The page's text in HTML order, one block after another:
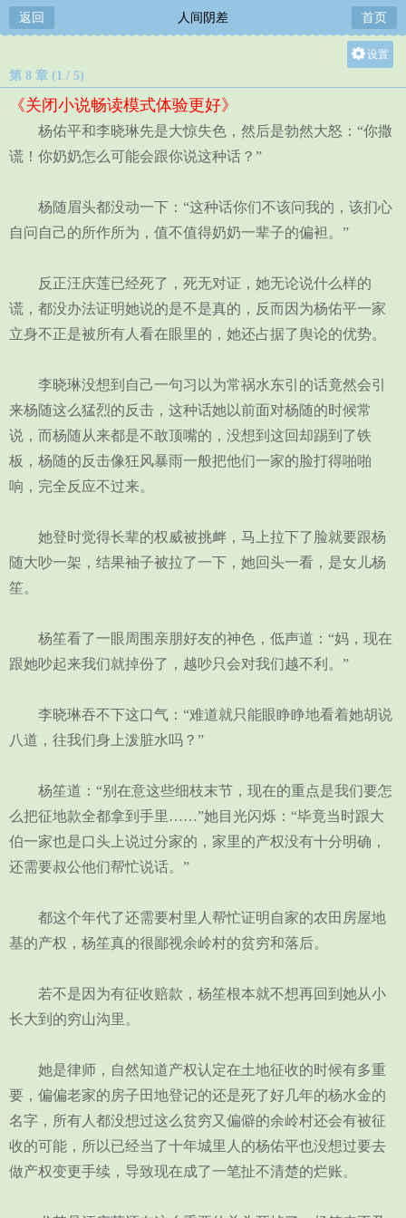
返回 人间阴差 首页
设置
中
第 8 章 (1 / 5)
《关闭小说畅读模式体验更好》
杨佑平和李晓琳先是大惊失色，然后是勃然大怒：“你撒
谎！你奶奶怎么可能会跟你说这种话？”
杨随眉头都没动一下：“这种话你们不该问我的，该扪心
自问自己的所作所为，值不值得奶奶一辈子的偏袒。”
反正汪庆莲已经死了，死无对证，她无论说什么样的
谎，都没办法证明她说的是不是真的，反而因为杨佑平一家
立身不正是被所有人看在眼里的，她还占据了舆论的优势。
李晓琳没想到自己一句习以为常祸水东引的话竟然会引
来杨随这么猛烈的反击，这种话她以前面对杨随的时候常
说，而杨随从来都是不敢顶嘴的，没想到这回却踢到了铁
板，杨随的反击像狂风暴雨一般把他们一家的脸打得啪啪
响，完全反应不过来。
她登时觉得长辈的权威被挑衅，马上拉下了脸就要跟杨
随大吵一架，结果袖子被拉了一下，她回头一看，是女儿杨
笙。
杨笙看了一眼周围亲朋好友的神色，低声道：“妈，现在
跟她吵起来我们就掉份了，越吵只会对我们越不利。”
李晓琳吞不下这口气：“难道就只能眼睁睁地看着她胡说
八道，往我们身上泼脏水吗？”
杨笙道：“别在意这些细枝末节，现在的重点是我们要怎
么把征地款全都拿到手里……”她目光闪烁：“毕竟当时跟大
伯一家也是口头上说过分家的，家里的产权没有十分明确，
还需要叔公他们帮忙说话。”
都这个年代了还需要村里人帮忙证明自家的农田房屋地
基的产权，杨笙真的很鄙视余岭村的贫穷和落后。
若不是因为有征收赔款，杨笙根本就不想再回到她从小
长大到的穷山沟里。
她是律师，自然知道产权认定在土地征收的时候有多重
要，偏偏老家的房子田地登记的还是死了好几年的杨水金的
名字，所有人都没想过这么贫穷又偏僻的余岭村还会有被征
收的可能，所以已经当了十年城里人的杨佑平也没想过要去
做产权变更手续，导致现在成了一笔扯不清楚的烂账。